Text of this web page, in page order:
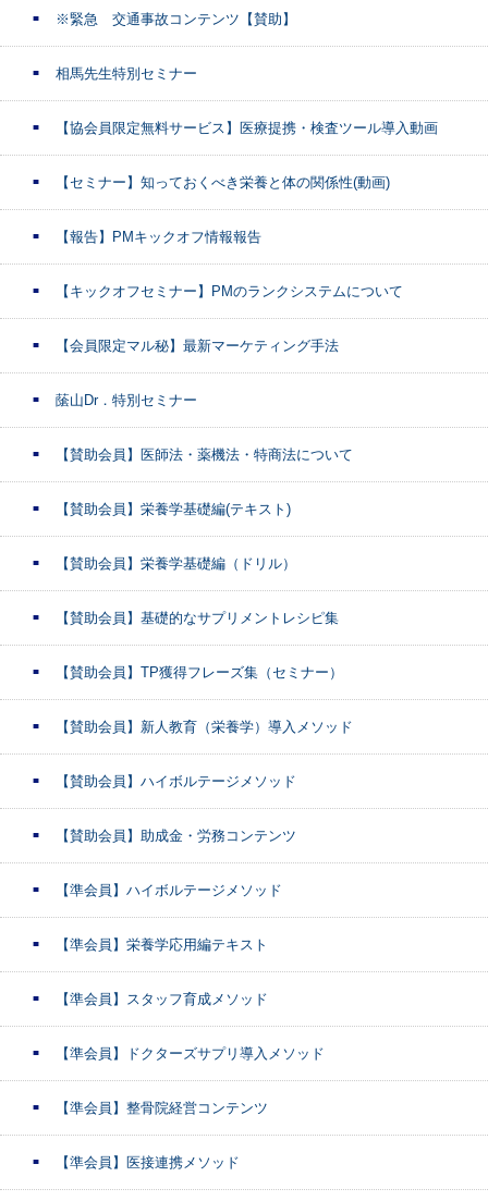
※緊急 交通事故コンテンツ【賛助】
相馬先生特別セミナー
【協会員限定無料サービス】医療提携・検査ツール導入動画
【セミナー】知っておくべき栄養と体の関係性(動画)
【報告】PMキックオフ情報報告
【キックオフセミナー】PMのランクシステムについて
【会員限定マル秘】最新マーケティング手法
䕃山Dr．特別セミナー
【賛助会員】医師法・薬機法・特商法について
【賛助会員】栄養学基礎編(テキスト)
【賛助会員】栄養学基礎編（ドリル）
【賛助会員】基礎的なサプリメントレシピ集
【賛助会員】TP獲得フレーズ集（セミナー）
【賛助会員】新人教育（栄養学）導入メソッド
【賛助会員】ハイボルテージメソッド
【賛助会員】助成金・労務コンテンツ
【準会員】ハイボルテージメソッド
【準会員】栄養学応用編テキスト
【準会員】スタッフ育成メソッド
【準会員】ドクターズサプリ導入メソッド
【準会員】整骨院経営コンテンツ
【準会員】医接連携メソッド